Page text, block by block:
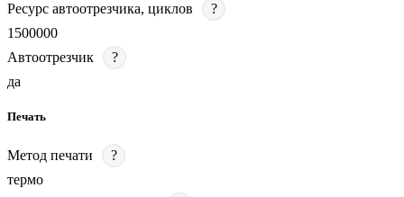
Ресурс автоотрезчика, циклов
?
1500000
Автоотрезчик
?
да
Печать
Метод печати
?
термо